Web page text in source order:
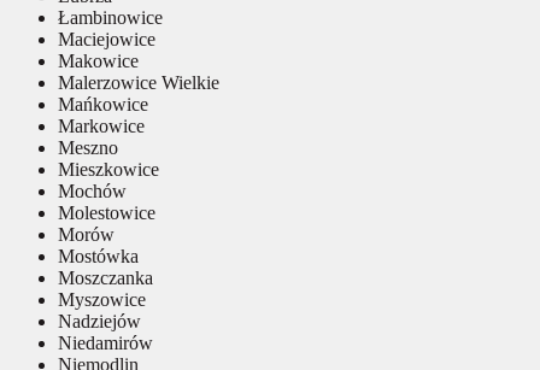
Łambinowice
Maciejowice
Makowice
Malerzowice Wielkie
Mańkowice
Markowice
Meszno
Mieszkowice
Mochów
Molestowice
Morów
Mostówka
Moszczanka
Myszowice
Nadziejów
Niedamirów
Niemodlin